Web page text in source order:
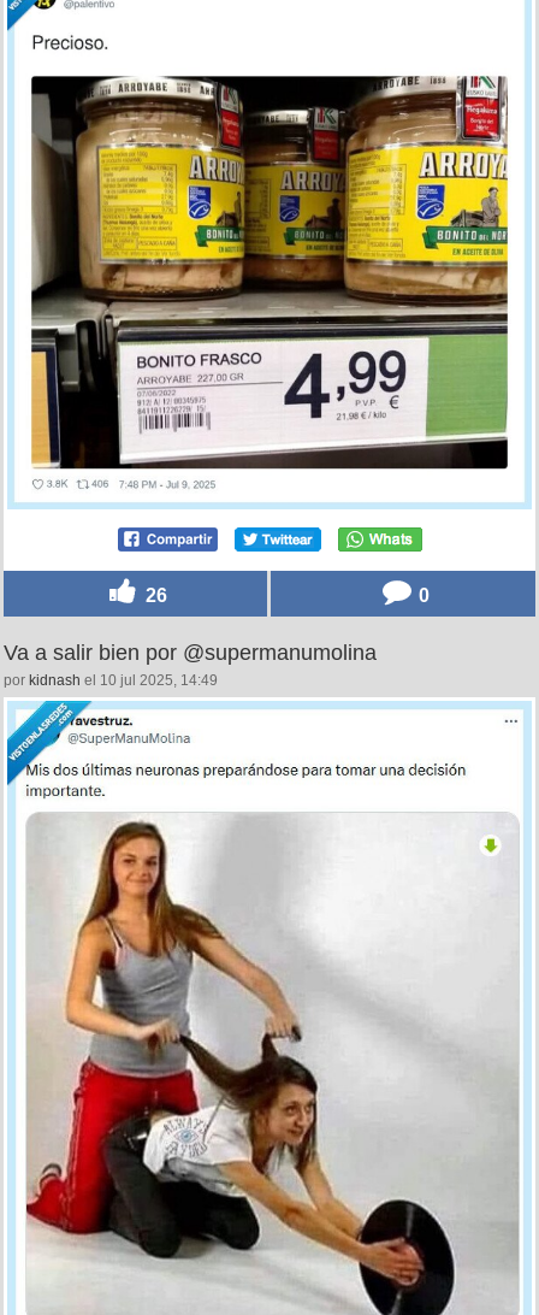
26 0
Va a salir bien por @supermanumolina
por kidnash el 10 jul 2025, 14:49